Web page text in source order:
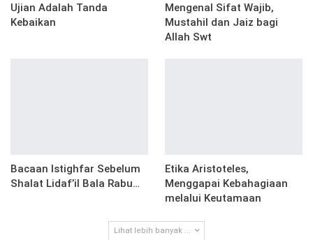
Ujian Adalah Tanda
Kebaikan
Mengenal Sifat Wajib,
Mustahil dan Jaiz bagi
Allah Swt
Bacaan Istighfar Sebelum
Shalat Lidaf’il Bala Rabu…
Etika Aristoteles,
Menggapai Kebahagiaan
melalui Keutamaan
Lihat lebih banyak ...